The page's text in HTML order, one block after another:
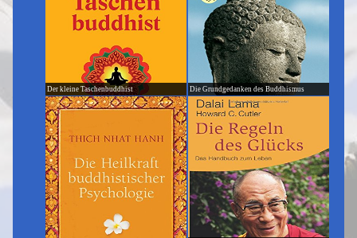
Der kleine Taschenbuddhist Die Grundgedanken des Buddhismus